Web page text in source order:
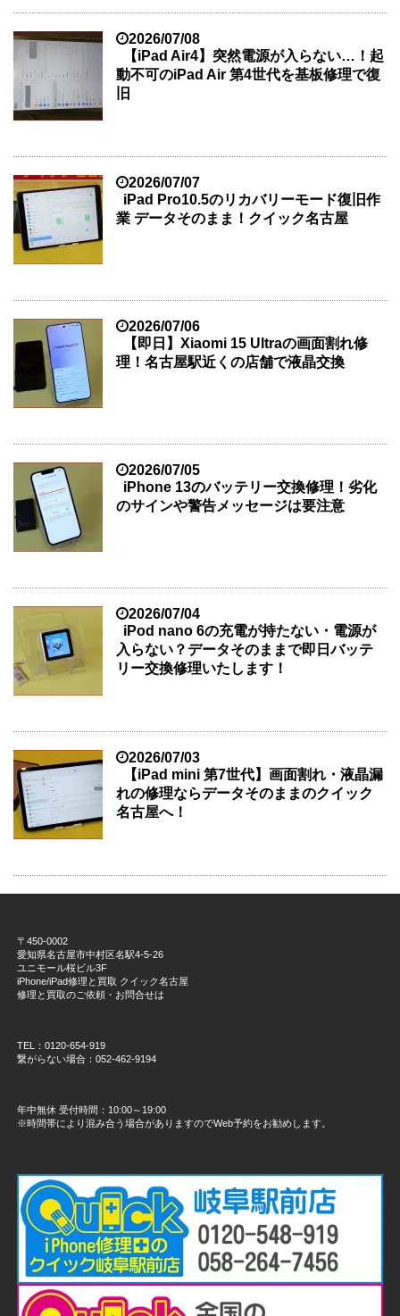
2026/07/08
【iPad Air4】突然電源が入らない…！起
動不可のiPad Air 第4世代を基板修理で復
旧
2026/07/07
iPad Pro10.5のリカバリーモード復旧作
業 データそのまま！クイック名古屋
2026/07/06
【即日】Xiaomi 15 Ultraの画面割れ修
理！名古屋駅近くの店舗で液晶交換
2026/07/05
iPhone 13のバッテリー交換修理！劣化
のサインや警告メッセージは要注意
2026/07/04
iPod nano 6の充電が持たない・電源が
入らない？データそのままで即日バッテ
リー交換修理いたします！
2026/07/03
【iPad mini 第7世代】画面割れ・液晶漏
れの修理ならデータそのままのクイック
名古屋へ！
〒450-0002
愛知県名古屋市中村区名駅4-5-26
ユニモール桜ビル3F
iPhone/iPad修理と買取 クイック名古屋
修理と買取のご依頼・お問合せは
TEL：0120-654-919
繋がらない場合：052-462-9194
年中無休 受付時間：10:00～19:00
※時間帯により混み合う場合がありますのでWeb予約をお勧めします。